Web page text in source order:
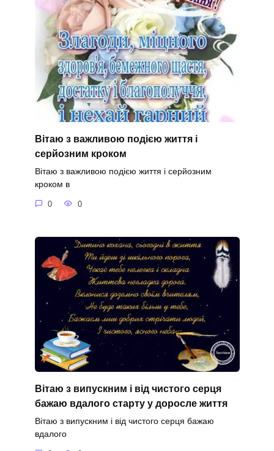
Вітаю з важливою подією життя і
серйозним кроком
Вітаю з важливою подією життя і серйозним
кроком в
0 0
Вітаю з випускним і від чистого серця
бажаю вдалого старту у доросле життя
Вітаю з випускним і від чистого серця бажаю
вдалого